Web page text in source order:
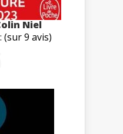
Niel
(sur 9 avis)